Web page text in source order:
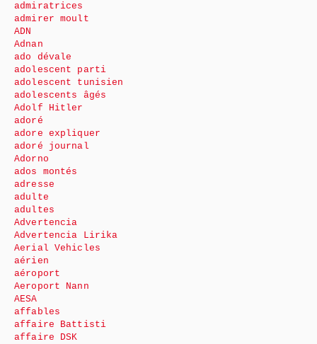
admiratrices
admirer moult
ADN
Adnan
ado dévale
adolescent parti
adolescent tunisien
adolescents âgés
Adolf Hitler
adoré
adore expliquer
adoré journal
Adorno
ados montés
adresse
adulte
adultes
Advertencia
Advertencia Lirika
Aerial Vehicles
aérien
aéroport
Aeroport Nann
AESA
affables
affaire Battisti
affaire DSK